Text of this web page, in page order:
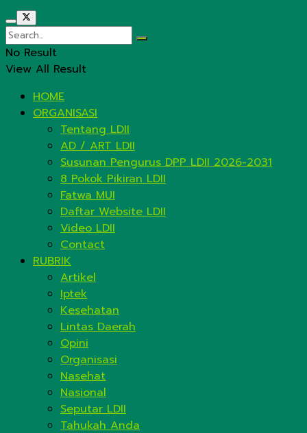
No Result
View All Result
HOME
ORGANISASI
Tentang LDII
AD / ART LDII
Susunan Pengurus DPP LDII 2026-2031
8 Pokok Pikiran LDII
Fatwa MUI
Daftar Website LDII
Video LDII
Contact
RUBRIK
Artikel
Iptek
Kesehatan
Lintas Daerah
Opini
Organisasi
Nasehat
Nasional
Seputar LDII
Tahukah Anda